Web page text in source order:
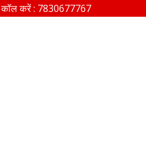
कॉल करें : 7830677767